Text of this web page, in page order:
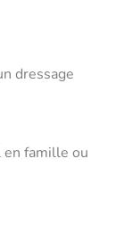
dressage
famille ou